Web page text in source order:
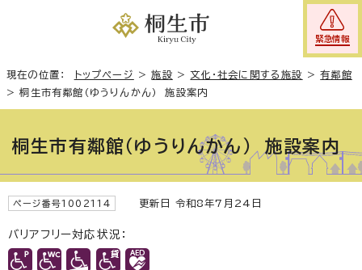
緊急情報
現在の位置： トップページ >施設 >文化・社会に関する施設 >有鄰館
>桐生市有鄰館（ゆうりんかん） 施設案内
桐生市有鄰館（ゆうりんかん） 施設案内
ページ番号1002114 更新日 令和8年7月24日
バリアフリー対応状況：